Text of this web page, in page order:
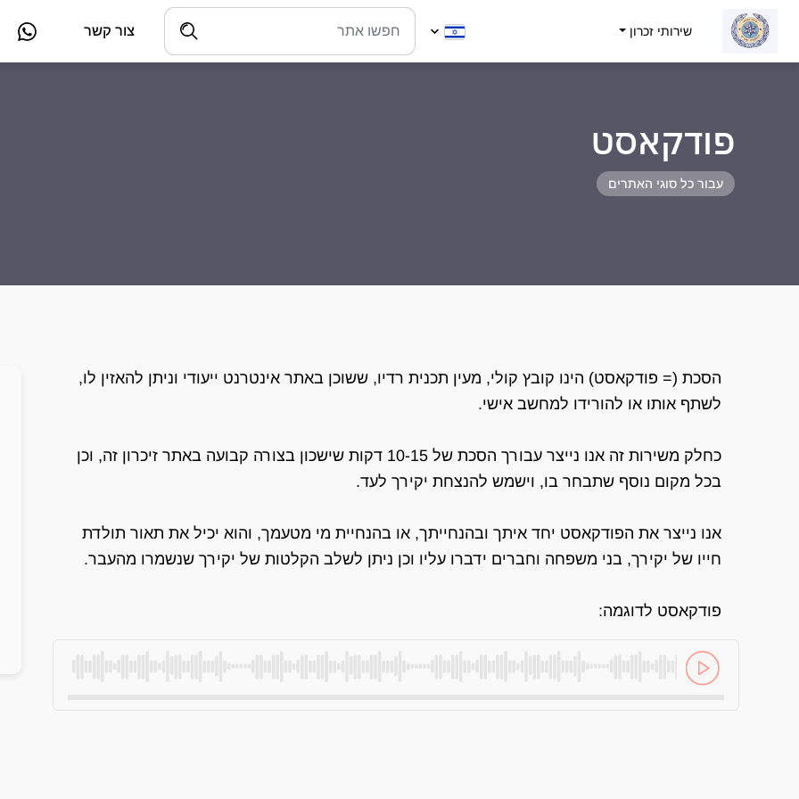
שירותי זכרון צור קשר
פודקאסט
עבור כל סוגי האתרים
הסכת (= פודקאסט) הינו קובץ קולי, מעין תכנית רדיו, ששוכן באתר אינטרנט ייעודי וניתן להאזין לו,
לשתף אותו או להורידו למחשב אישי.
כחלק משירות זה אנו נייצר עבורך הסכת של 10-15 דקות שישכון בצורה קבועה באתר זיכרון זה, וכן
בכל מקום נוסף שתבחר בו, וישמש להנצחת יקירך לעד.
אנו נייצר את הפודקאסט יחד איתך ובהנחייתך, או בהנחיית מי מטעמך, והוא יכיל את תאור תולדת
חייו של יקירך, בני משפחה וחברים ידברו עליו וכן ניתן לשלב הקלטות של יקירך שנשמרו מהעבר.
פודקאסט לדוגמה: